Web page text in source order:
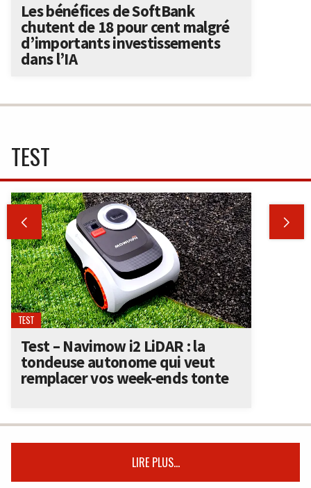
Les bénéfices de SoftBank
chutent de 18 pour cent malgré
d’importants investissements
dans l’IA
TEST
 
TEST
Test – Navimow i2 LiDAR : la
tondeuse autonome qui veut
remplacer vos week-ends tonte
LIRE PLUS...